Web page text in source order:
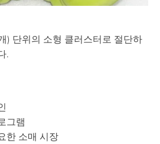
) 단위의 소형 클러스터로 절단하
.
그램
한 소매 시장